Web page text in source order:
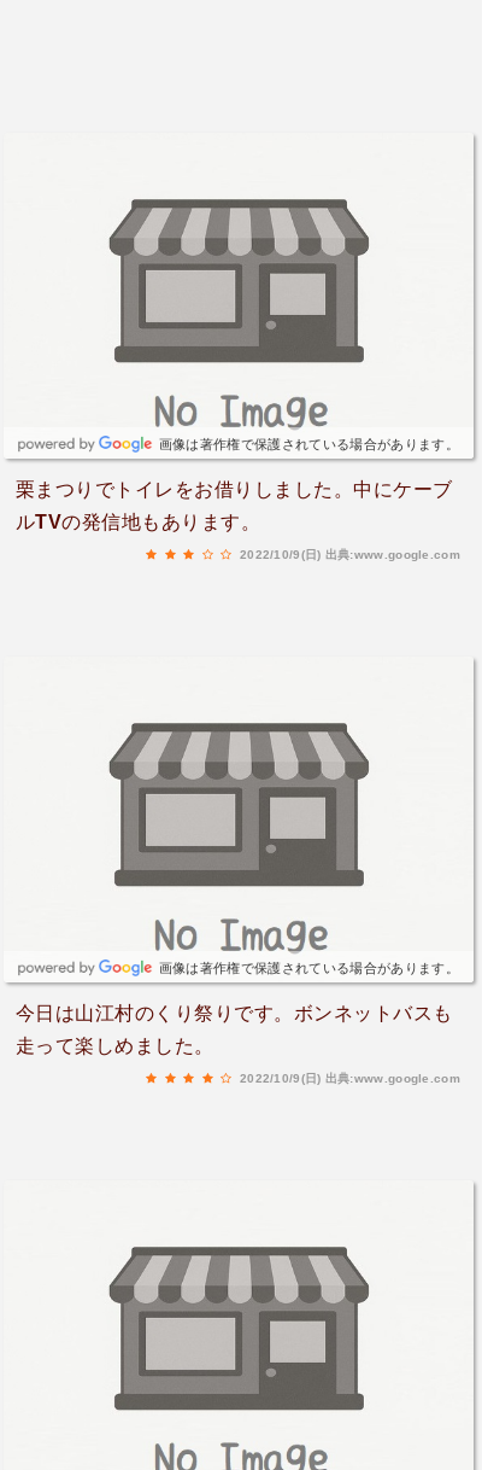
画像は著作権で保護されている場合があります。
栗まつりでトイレをお借りしました。中にケーブ
ルTVの発信地もあります。
2022/10/9(日) 出典:www.google.com
画像は著作権で保護されている場合があります。
今日は山江村のくり祭りです。ボンネットバスも
走って楽しめました。
2022/10/9(日) 出典:www.google.com